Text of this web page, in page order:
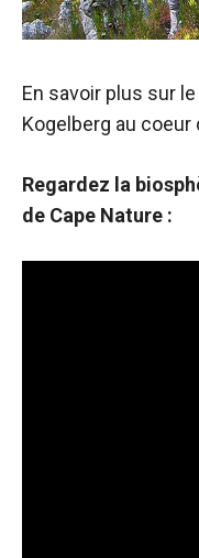
En savoir plus sur le
Kogelberg au coeur
Regardez la
de Cape Nature :